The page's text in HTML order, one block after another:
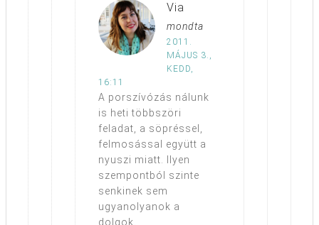
Via
mondta
2011.
MÁJUS 3.,
KEDD,
16:11
A porszívózás nálunk
is heti többszöri
feladat, a söpréssel,
felmosással együtt a
nyuszi miatt. Ilyen
szempontból szinte
senkinek sem
ugyanolyanok a
dolgok.